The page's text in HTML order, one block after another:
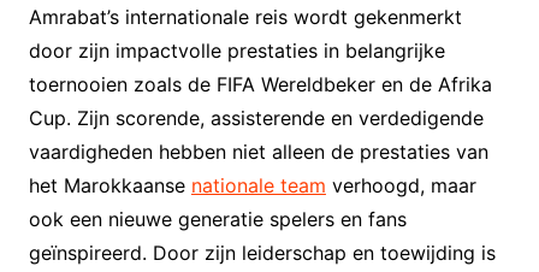
Amrabat’s internationale reis wordt gekenmerkt
door zijn impactvolle prestaties in belangrijke
toernooien zoals de FIFA Wereldbeker en de Afrika
Cup. Zijn scorende, assisterende en verdedigende
vaardigheden hebben niet alleen de prestaties van
het Marokkaanse nationale team verhoogd, maar
ook een nieuwe generatie spelers en fans
geïnspireerd. Door zijn leiderschap en toewijding is